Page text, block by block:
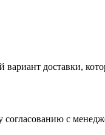
доставки,
согласованию с